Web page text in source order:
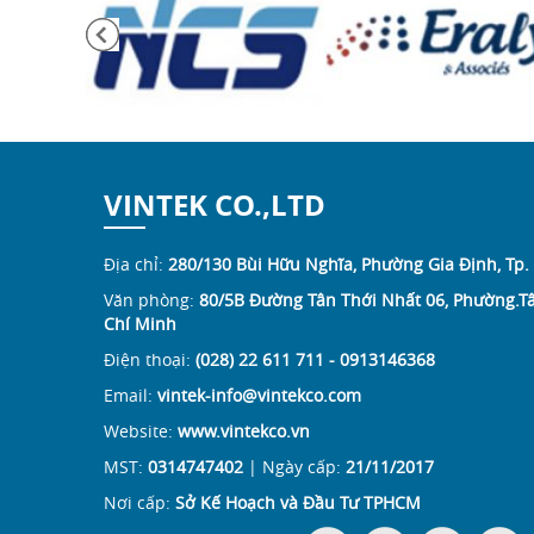
VINTEK CO.,LTD
Địa chỉ: 280/130 Bùi Hữu Nghĩa, Phường Gia Định,
Văn phòng: 80/5B Đường Tân Thới Nhất 06,
Chí Minh
Điện thoại: (028) 22 611 711 - 0913146368
Email: vintek-info@vintekco.com
Website: www.vintekco.vn
MST: 0314747402 | Ngày cấp: 21/11/2017
Nơi cấp: Sở Kế Hoạch và Đầu Tư TPHCM